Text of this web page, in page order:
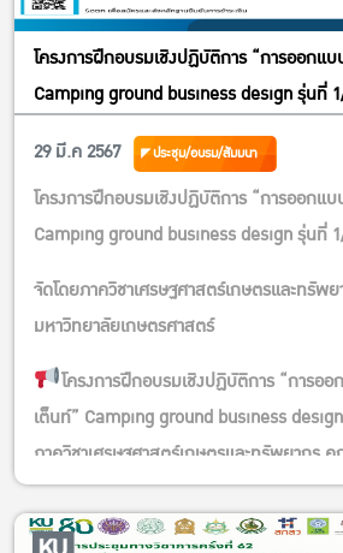
โครงการฝึกอบรมเชิงปฏิบัติการ “การออกแ
Camping ground business design รุ่นที่
29 มี.ค 2567
ประชุม/อบรม/สัมมนา
โครงการฝึกอบรมเชิงปฏิบัติการ “การออกแ
Camping ground business design รุ่นที่
จัดโดยภาควิชาเศรษฐศาสตร์เกษตรและทรัพ
มหาวิทยาลัยเกษตรศาสตร์
โครงการฝึกอบรมเชิงปฏิบัติการ “การอ
เต็นท์” Camping ground business
ภาควิชาเศรษฐศาสตร์เกษตรและทรัพยากร
มหาวิทยาลัยเกษตรศาสตร์
วันที่ 23-24 มีนาคม 2567 เวลา 09.00 –